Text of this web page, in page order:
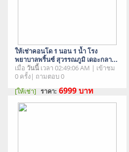
ให้เช่าคอนโด 1 นอน 1 น้ำ โรง
พยาบาลพริ้นซ์ สุวรรณภูมิ เดอะกลา...
เมื่อ วันนี้เวลา 02:49:06 AM | เข้าชม
0 ครั้ง| ถามตอบ 0
[ให้เช่า] ราคา: 6999บาท